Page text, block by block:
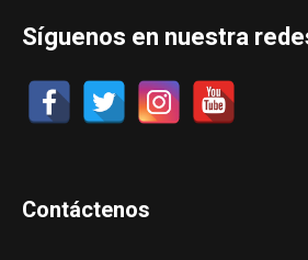
Síguenos en nuestra
Contáctenos